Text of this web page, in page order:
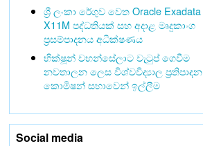
ශ්‍රී ලංකා රේගුව වෙත Oracle Exadata
X11M පද්ධතියක් සහ අදාළ මෘදුකාංග
ප්‍රසම්පාදනය අධීක්ෂණය
භික්ෂූන් වහන්සේලාට වැටුප් ගෙවීම
නවතාලන ලෙස විශ්වවිද්‍යාල ප්‍රතිපාදන
කොමිෂන් සභාවෙන් ඉල්ලීම
Social media